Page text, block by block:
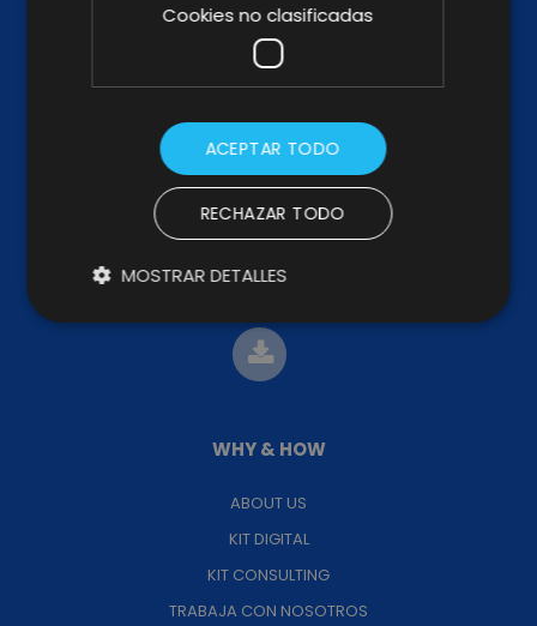
SÍGUENOS
BROCHURE
WHY & HOW
ABOUT US
KIT DIGITAL
KIT CONSULTING
TRABAJA CON NOSOTROS
Cookies no clasificadas
ACEPTAR TODO
RECHAZAR TODO
MOSTRAR DETALLES